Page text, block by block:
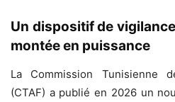
Un dispositif de
montée en puissance
La Commission Tunisienne
(CTAF) a publié en 2026 un